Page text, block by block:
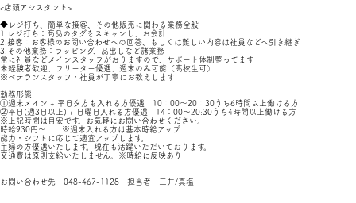
<店頭アシスタント>
◆レジ打ち、簡単な接客、その他販売に関わる業務全般
1.レジ打ち：商品のタグをスキャンし、お会計
2.接客：お客様のお問い合わせへの回答、もしくは難しい内容は社員などへ引き継ぎ
3.その他業務：ラッピング、品出しなど諸業務
常に社員などメインスタッフがおりますので、サポート体制整ってます
未経験者歓迎、フリーター優遇、週末のみ可能（高校生可）
※ベテランスタッフ・社員が丁寧にお教えします
勤務形態
①週末メイン + 平日夕方も入れる方優遇 10：00〜20：30うち6時間以上働ける方
②平日(週3日以上) + 日曜日入れる方優遇 14：00〜20:30うち4時間以上働ける方
※上記時間は目安です。お気軽にお問い合わせください。
時給930円〜 ※週末入れる方は基本時給アップ
能力・シフトに応じて適宜アップします。
主婦の方優遇いたします。現在も活躍いただいております。
交通費は原則支給いたしません。※時給に反映あり
お問い合わせ先 048-467-1128 担当者 三井/真塩